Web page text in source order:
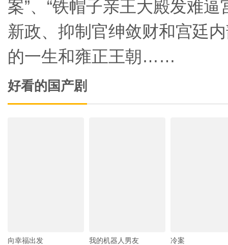
案”、“铁帽子亲王大殿发难
新政、抑制官绅敛财和宫廷
的一生和雍正王朝……
好看的国产剧
向幸福出发 我的机器人男友 冷案